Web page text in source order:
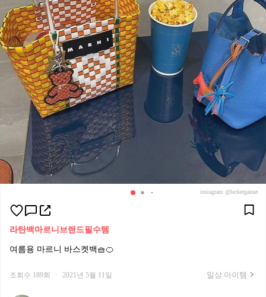
instagram @leckergarnet
라탄백 마르니 브랜드필수템
여름용 마르니 바스켓백🧺🍊
조회수 189회 · 2021년 5월 11일 일상 아이템